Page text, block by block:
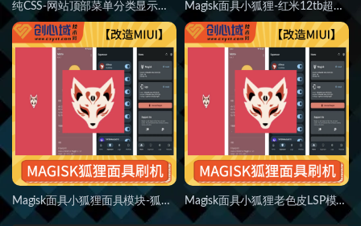
纯CSS-网站顶部菜单分类显示三行CSS代码！ Magisk面具小狐狸-红米12tb超无敌优化-狐狸面具刷入root补修boot
Magisk面具小狐狸面具模块-狐狸面具(Kitsune Mask原德尔塔面具) Magisk面具小狐狸老色皮LSP模块大全-【手机改造计划】LSPosed-虚拟框架